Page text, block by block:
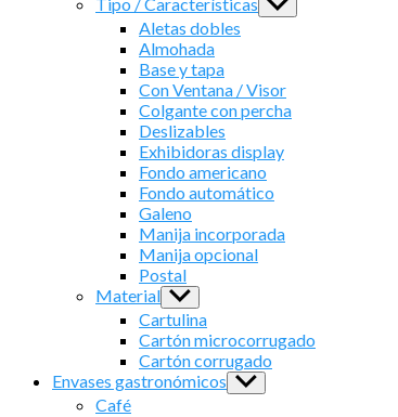
Show
sub
Aletas dobles
Almohada
Base y tapa
Con Ventana / Visor
Colgante con percha
Deslizables
Exhibidoras display
Fondo americano
Fondo automático
Galeno
Manija incorporada
Manija opcional
Postal
Material Show
sub
menu
Cartulina
Cartón microcorrugado
Cartón corrugado
Envases gastronómicos Show
sub
Café